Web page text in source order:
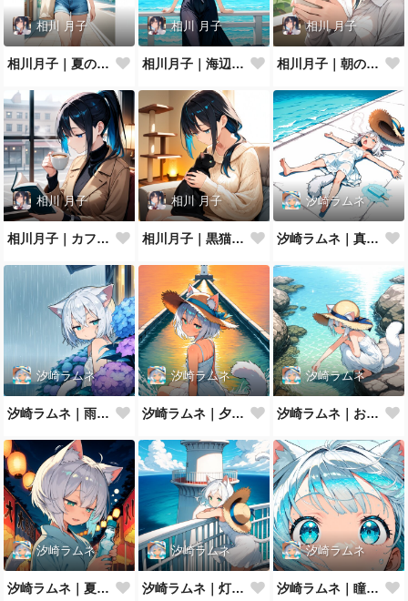
相川 月子
相川月子｜夏の休日カジュアル
相川 月子
相川月子｜海辺のリゾートワンピ
相川 月子
相川月子｜朝のハーブティー
相川 月子
相川月子｜カフェで読書
相川 月子
相川月子｜黒猫とニットの休日
汐崎ラムネ
汐崎ラムネ｜真夏の防波堤でとろけ猫
汐崎ラムネ
汐崎ラムネ｜雨やどり
汐崎ラムネ
汐崎ラムネ｜夕暮れの防波堤
汐崎ラムネ
汐崎ラムネ｜およげない猫っ子
汐崎ラムネ
汐崎ラムネ｜夏祭りの夜
汐崎ラムネ
汐崎ラムネ｜灯台の風
汐崎ラムネ
汐崎ラムネ｜瞳にうつる夏の海